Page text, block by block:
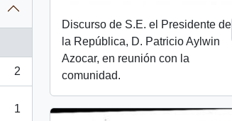
2
1
Discurso de S.E. el Presidente de
la República, D. Patricio Aylwin
Azocar, en reunión con la
comunidad.